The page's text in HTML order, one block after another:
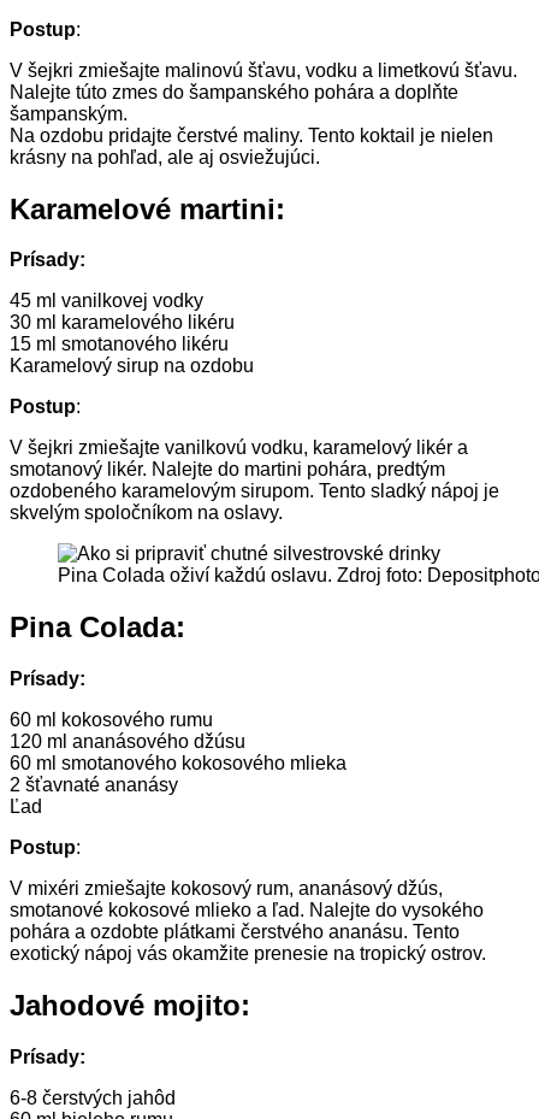
Postup:
V šejkri zmiešajte malinovú šťavu, vodku a limetkovú šťavu.
Nalejte túto zmes do šampanského pohára a doplňte
šampanským.
Na ozdobu pridajte čerstvé maliny. Tento koktail je nielen
krásny na pohľad, ale aj osviežujúci.
Karamelové martini:
Prísady:
45 ml vanilkovej vodky
30 ml karamelového likéru
15 ml smotanového likéru
Karamelový sirup na ozdobu
Postup:
V šejkri zmiešajte vanilkovú vodku, karamelový likér a
smotanový likér. Nalejte do martini pohára, predtým
ozdobeného karamelovým sirupom. Tento sladký nápoj je
skvelým spoločníkom na oslavy.
Pina Colada oživí každú oslavu. Zdroj foto:
Pina Colada:
Prísady:
60 ml kokosového rumu
120 ml ananásového džúsu
60 ml smotanového kokosového mlieka
2 šťavnaté ananásy
Ľad
Postup:
V mixéri zmiešajte kokosový rum, ananásový džús,
smotanové kokosové mlieko a ľad. Nalejte do vysokého
pohára a ozdobte plátkami čerstvého ananásu. Tento
exotický nápoj vás okamžite prenesie na tropický ostrov.
Jahodové mojito:
Prísady:
6-8 čerstvých jahôd